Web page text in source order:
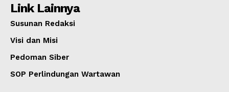
Link Lainnya
Susunan Redaksi
Visi dan Misi
Pedoman Siber
SOP Perlindungan Wartawan